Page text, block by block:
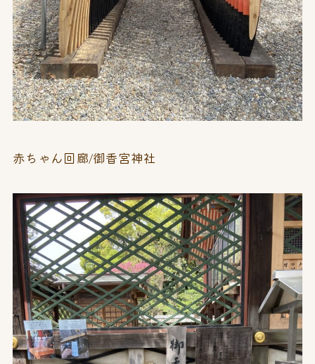
赤ちゃん回廊/御香宮神社